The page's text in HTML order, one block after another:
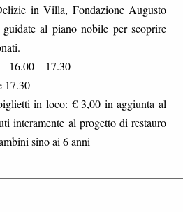
in Villa, Fondazione Augusto
al piano nobile per scoprire
16.00 – 17.30
17.30
in loco: € 3,00 in aggiunta al
interamente al progetto di restauro
sino ai 6 anni